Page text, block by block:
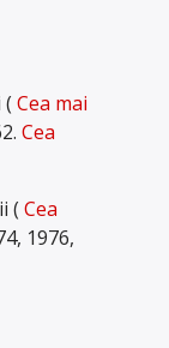
(Cea mai
Cea
(Cea
1976,